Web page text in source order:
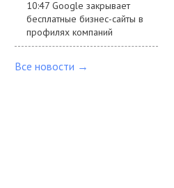
10:47 Google закрывает
бесплатные бизнес-сайты в
профилях компаний
Все новости →